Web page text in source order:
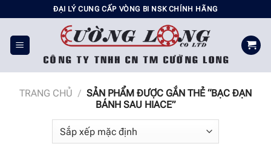
đến
nội
dung
ĐẠI LÝ CUNG CẤP VÒNG BI NSK CHÍNH HÃNG
TRANG CHỦ / SẢN PHẨM ĐƯỢC GẮN THẺ “BẠC ĐẠN
BÁNH SAU HIACE”